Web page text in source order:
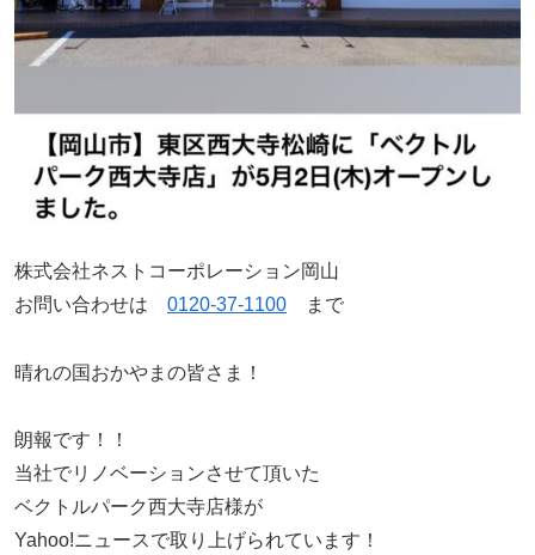
株式会社ネストコーポレーション岡山
お問い合わせは 0120-37-1100 まで
晴れの国おかやまの皆さま！
朗報です！！
当社でリノベーションさせて頂いた
ベクトルパーク西大寺店様が
Yahoo!ニュースで取り上げられています！